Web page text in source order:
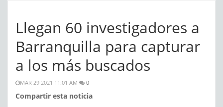
Llegan 60 investigadores a
Barranquilla para capturar
a los más buscados
MAR 29 2021 11:01 AM 0
Compartir esta noticia